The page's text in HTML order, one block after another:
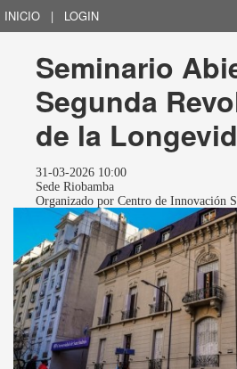
INICIO | LOGIN
Seminario
Segunda
de la
31-03-2026 10:00
Sede Riobamba
Organizado por Centro de Innovación